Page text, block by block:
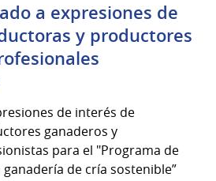
a expresiones de
y productores
de interés de
ganaderos y
para el "Programa de
de cría sostenible”